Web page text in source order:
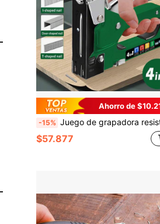
Ahorro de
-15% Juego de grapadora resistente 4 en 1, incluye 300 grapas, apto para encuadernar diversos materiales, decoraciones, trabajos en madera, muebles, puertas y ventanas, útiles escolares, se usa
$57.877